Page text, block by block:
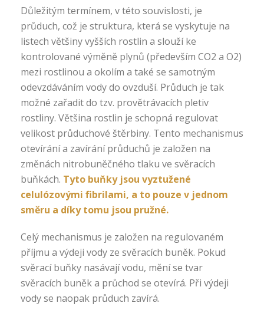
Důležitým termínem, v této souvislosti, je
průduch, což je struktura, která se vyskytuje na
listech většiny vyšších rostlin a slouží ke
kontrolované výměně plynů (především CO2 a O2)
mezi rostlinou a okolím a také se samotným
odevzdáváním vody do ovzduší. Průduch je tak
možné zařadit do tzv. provětrávacích pletiv
rostliny. Většina rostlin je schopná regulovat
velikost průduchové štěrbiny. Tento mechanismus
otevírání a zavírání průduchů je založen na
změnách nitrobuněčného tlaku ve svěracích
buňkách. Tyto buňky jsou vyztužené
celulózovými fibrilami, a to pouze v jednom
směru a díky tomu jsou pružné.
Celý mechanismus je založen na regulovaném
příjmu a výdeji vody ze svěracích buněk. Pokud
svěrací buňky nasávají vodu, mění se tvar
svěracích buněk a průchod se otevírá. Při výdeji
vody se naopak průduch zavírá.